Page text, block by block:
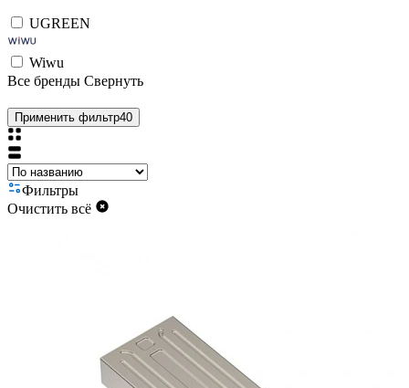
UGREEN
Wiwu
Все бренды Свернуть
Применить фильтр40
Фильтры
Очистить всё